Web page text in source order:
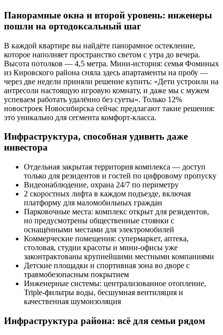
Панорамные окна и второй уровень: инженеры
пошли на ортодоксальный шаг
В каждой квартире вы найдёте панорамное остекление,
которое наполняет пространство светом с утра до вечера.
Высота потолков — 4,5 метра. Мини-история: семья Фоминых
из Кировского района сняла здесь апартаменты на пробу —
через две недели приняли решение купить: «Дети устроили на
антресоли настоящую игровую комнату, и даже мы с мужем
успеваем работать удалённо без суеты». Только 12%
новостроек Новосибирска сейчас предлагают такие решения:
это уникально для сегмента комфорт-класса.
Инфраструктура, способная удивить даже
инвестора
Отдельная закрытая территория комплекса — доступ
только для резидентов и гостей по цифровому пропуску
Видеонаблюдение, охрана 24/7 по периметру
2 скоростных лифта в каждом подъезде, включая
платформу для маломобильных граждан
Парковочные места: комплекс открыт для резидентов,
но предусмотрены общественные стоянки с
оснащёнными местами для электромобилей
Коммерческие помещения: супермаркет, аптека,
столовая, студии красоты и мини-офисы уже
законтрактованы крупнейшими местными компаниями
Детские площадки и спортивная зона во дворе с
травмобезопасным покрытием
Инженерные системы: централизованное отопление,
Triple-фильтры воды, бесшумная вентиляция и
качественная шумоизоляция
Инфраструктура района: всё для семьи рядом